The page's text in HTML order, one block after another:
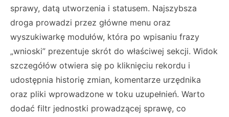
sprawy, datą utworzenia i statusem. Najszybsza
droga prowadzi przez główne menu oraz
wyszukiwarkę modułów, która po wpisaniu frazy
„wnioski” prezentuje skrót do właściwej sekcji. Widok
szczegółów otwiera się po kliknięciu rekordu i
udostępnia historię zmian, komentarze urzędnika
oraz pliki wprowadzone w toku uzupełnień. Warto
dodać filtr jednostki prowadzącej sprawę, co